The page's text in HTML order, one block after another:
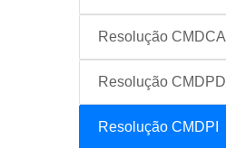
Resolução CMDCA
Resolução CMDPD
Resolução CMDPI